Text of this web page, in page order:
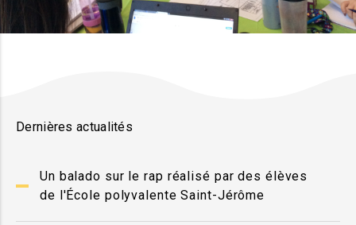
Dernières actualités
Un balado sur le rap réalisé par des élèves
de l'École polyvalente Saint-Jérôme